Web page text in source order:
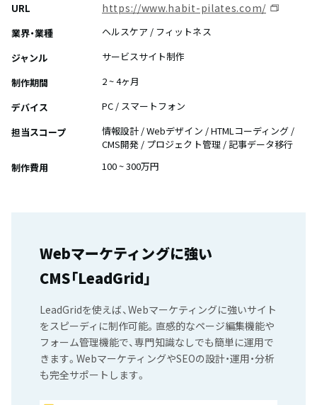
URL https://www.habit-pilates.com/
業界・業種
ヘルスケア / フィットネス
ジャンル
サービスサイト制作
制作期間
2 ~ 4ヶ月
デバイス
PC / スマートフォン
担当スコープ
情報設計 / Webデザイン / HTMLコーディング /
CMS開発 / プロジェクト管理 / 記事データ移行
制作費用
100 ~ 300万円
Webマーケティングに強い
CMS「LeadGrid」
LeadGridを使えば、Webマーケティングに強いサイト
をスピーディに制作可能。直感的なページ編集機能や
フォーム管理機能で、専門知識なしでも簡単に運用で
きます。WebマーケティングやSEOの設計・運用・分析
も完全サポートします。